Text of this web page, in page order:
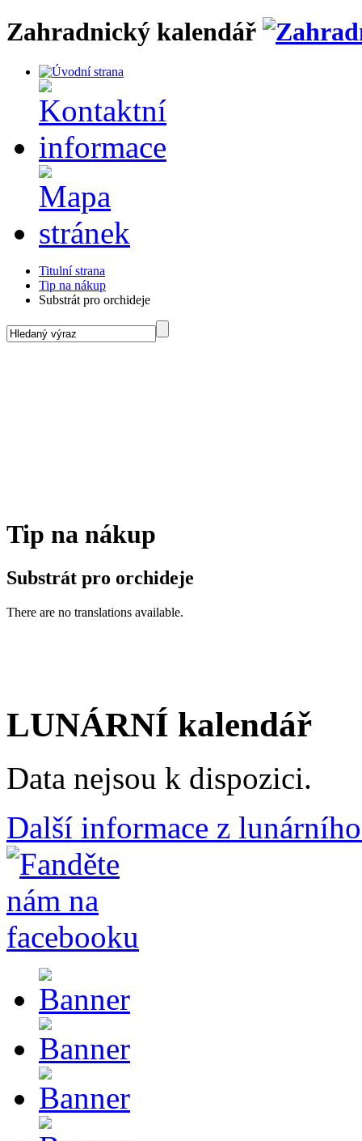
Zahradnický kalendář
Titulní strana
Tip na nákup
Substrát pro orchideje
Tip na nákup
Substrát pro orchideje
There are no translations available.
LUNÁRNÍ kalendář
Data nejsou k dispozici.
Další informace z